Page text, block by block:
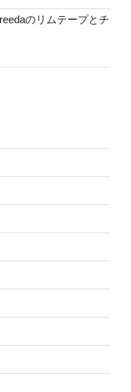
のリムテープとチ